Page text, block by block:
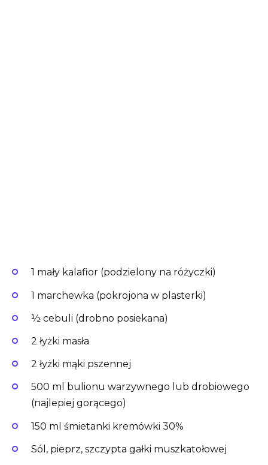
1 mały kalafior (podzielony na różyczki)
1 marchewka (pokrojona w plasterki)
½ cebuli (drobno posiekana)
2 łyżki masła
2 łyżki mąki pszennej
500 ml bulionu warzywnego lub drobiowego
(najlepiej gorącego)
150 ml śmietanki kremówki 30%
Sól, pieprz, szczypta gałki muszkatołowej